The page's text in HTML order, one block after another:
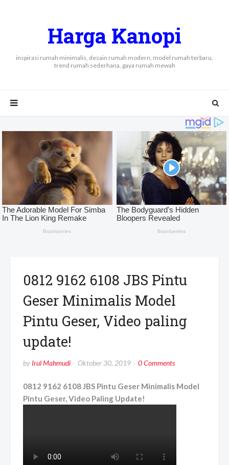
Harga Kanopi
inspirasi rumah minimalis, desain rumah modern, model rumah terbaru,
trend rumah sederhana, gaya rumah mewah
0812 9162 6108 JBS Pintu
Geser Minimalis Model
Pintu Geser, Video paling
update!
by Irul Mahmudi Oktober 30, 2019 0 Comments
0812 9162 6108 JBS Pintu Geser Minimalis Model
Pintu Geser, Video Paling Update!